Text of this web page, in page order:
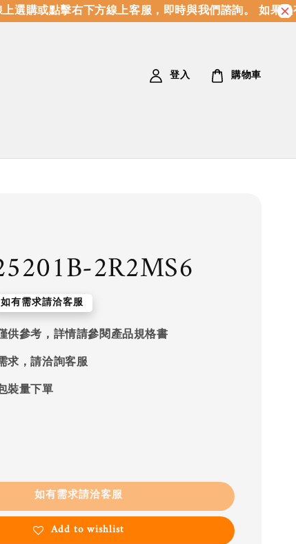
購或點擊右下方線上客服，即時與我們諮詢。 如果沒
登入 購物車
2R2MS6
如有需求請洽客服
供參考，詳情請參閱產品規格書
求，請洽詢客服
裝量下單
如有需求請洽客服
Add to wishlist